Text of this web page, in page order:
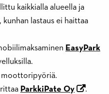
kaikkialla alueella ja
lastaus ei haittaa
EasyPark
moottoripyöriä.
ParkkiPate Oy .